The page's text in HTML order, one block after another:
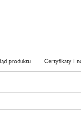
produktu Certyfikaty i